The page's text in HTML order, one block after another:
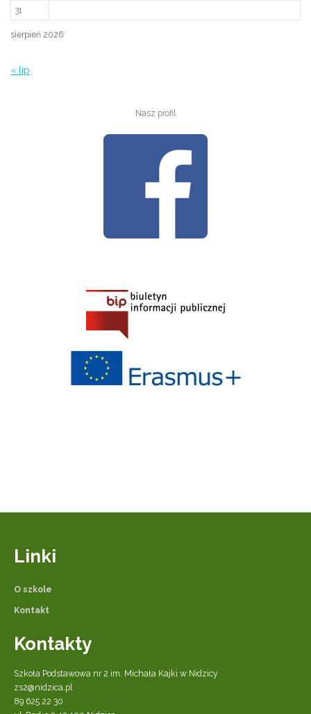
sierpień 2026
31
« lip
Nasz profil
Linki
O szkole
Kontakt
Kontakty
Szkoła Podstawowa nr 2 im. Michała Kajki w Nidzicy
zs2@nidzica.pl
89 625 22 30